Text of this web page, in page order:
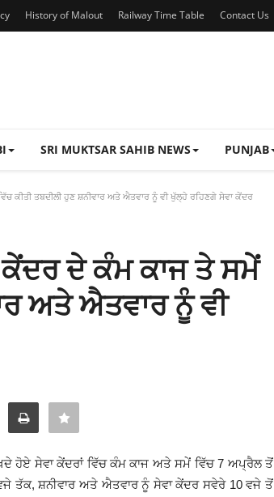
History of Malout Railway Time Table Contact Us
SRI MUKTSAR SAHIB NEWS PUNJAB
ਕੀਤੀ ਤਬਦੀਲੀ ਹੁਣ ਸ਼ਨੀਵਾਰ ਅਤੇ ਐਤਵਾਰ ਨੂੰ ਵੀ ਖੁੱਲ੍ਹੇ ਰਹਿਣਗੇ ਸੇਵਾ ਕੇਂਦਰ
ਦੇ ਕੰਮ ਕਾਜ ਤੇ ਸਮੇਂ
ਅਤੇ ਐਤਵਾਰ ਨੂੰ ਵੀ
ਹੋਏ ਸੇਵਾ ਕੇਂਦਰਾਂ ਵਿੱਚ ਕੰਮ ਕਾਜ ਅਤੇ ਸਮੇਂ ਵਿੱਚ 7 ਅਪ੍ਰੈਲ ਤੋਂ
ਤੱਕ, ਸ਼ਨੀਵਾਰ ਅਤੇ ਐਤਵਾਰ ਨੂੰ ਸੇਵਾ ਕੇਂਦਰ ਸਵੇਰੇ 10 ਵਜੇ ਤੋਂ